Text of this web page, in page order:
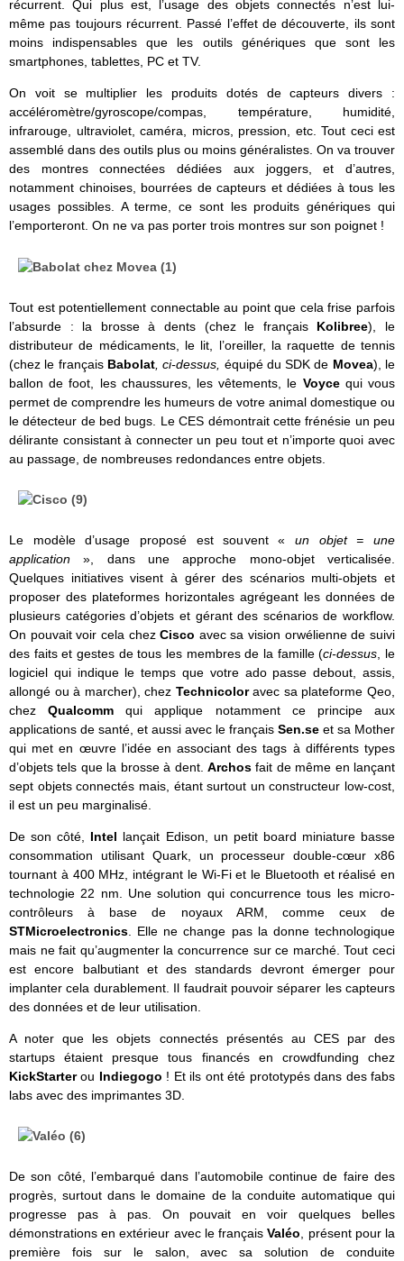
récurrent. Qui plus est, l’usage des objets connectés n’est lui-
même pas toujours récurrent. Passé l’effet de découverte, ils sont
moins indispensables que les outils génériques que sont les
smartphones, tablettes, PC et TV.
On voit se multiplier les produits dotés de capteurs divers :
accéléromètre/gyroscope/compas, température, humidité,
infrarouge, ultraviolet, caméra, micros, pression, etc. Tout ceci est
assemblé dans des outils plus ou moins généralistes. On va trouver
des montres connectées dédiées aux joggers, et d’autres,
notamment chinoises, bourrées de capteurs et dédiées à tous les
usages possibles. A terme, ce sont les produits génériques qui
l’emporteront. On ne va pas porter trois montres sur son poignet !
Tout est potentiellement connectable au point que cela frise parfois
l’absurde : la brosse à dents (chez le français Kolibree), le
distributeur de médicaments, le lit, l’oreiller, la raquette de tennis
(chez le français Babolat, ci-dessus, équipé du SDK de Movea), le
ballon de foot, les chaussures, les vêtements, le Voycequi vous
permet de comprendre les humeurs de votre animal domestique ou
le détecteur de bed bugs. Le CES démontrait cette frénésie un peu
délirante consistant à connecter un peu tout et n’importe quoi avec
au passage, de nombreuses redondances entre objets.
Le modèle d’usage proposé est souvent « un objet = une
application », dans une approche mono-objet verticalisée.
Quelques initiatives visent à gérer des scénarios multi-objets et
proposer des plateformes horizontales agrégeant les données de
plusieurs catégories d’objets et gérant des scénarios de workflow.
On pouvait voir cela chezCisco avec sa vision orwélienne de suivi
des faits et gestes de tous les membres de la famille (ci-dessus , le
logiciel qui indique le temps que votre ado passe debout, assis,
allongé ou à marcher), chez Technicoloravec sa plateforme Qeo,
chezQualcommqui applique notamment ce principe aux
applications de santé, et aussi avec le français Sen.se et sa Mother
qui met en œuvre l’idée en associant des tags à différents types
d’objets tels que la brosse à dent. Archosfait de même en lançant
sept objets connectés mais, étant surtout un constructeur low-cost,
il est un peu marginalisé.
De son côté, Intel lançait Edison, un petit board miniature basse
consommation utilisant Quark, un processeur double-cœur x86
tournant à 400 MHz, intégrant le Wi-Fi et le Bluetooth et réalisé en
technologie 22 nm. Une solution qui concurrence tous les micro-
contrôleurs à base de noyaux ARM, comme ceux de
STMicroelectronics . Elle ne change pas la donne technologique
mais ne fait qu’augmenter la concurrence sur ce marché. Tout ceci
est encore balbutiant et des standards devront émerger pour
implanter cela durablement. Il faudrait pouvoir séparer les capteurs
des données et de leur utilisation.
A noter que les objets connectés présentés au CES par des
startups étaient presque tous financés en crowdfunding chez
KickStarterou Indiegogo ! Et ils ont été prototypés dans des fabs
labs avec des imprimantes 3D.
De son côté, l’embarqué dans l’automobile continue de faire des
progrès, surtout dans le domaine de la conduite automatique qui
progresse pas à pas. On pouvait en voir quelques belles
démonstrations en extérieur avec le françaisValéo , présent pour la
première fois sur le salon, avec sa solution de conduite